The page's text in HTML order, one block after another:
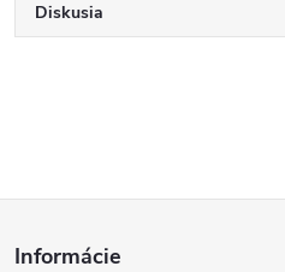
Diskusia
Informácie